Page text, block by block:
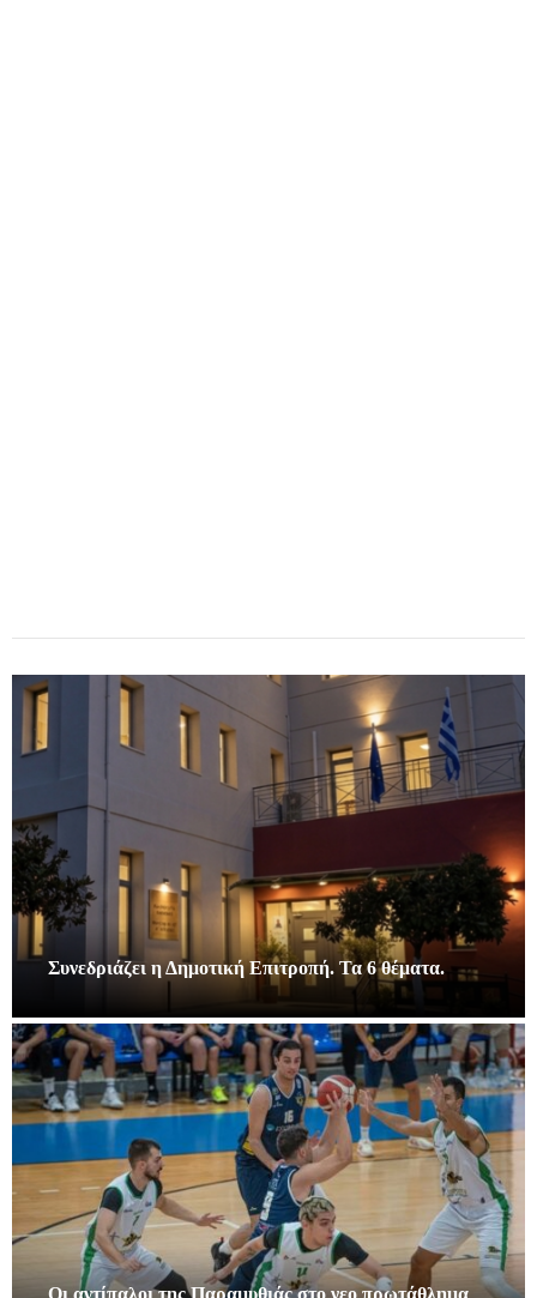
Συνεδριάζει η Δημοτική Επιτροπή. Τα 6 θέματα.